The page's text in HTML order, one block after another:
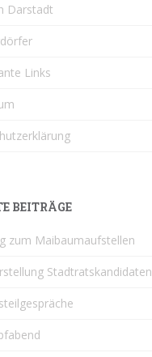
Darstadt
Links
BEITRÄGE
zum Maibaumaufstellen
Stadtratskandidaten